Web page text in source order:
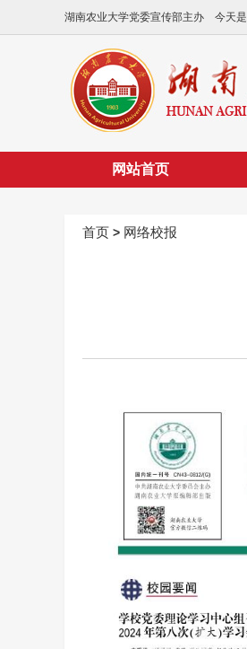
湖南农业大学党委宣传部主办 今天是
网站首页
首页 > 网络校报